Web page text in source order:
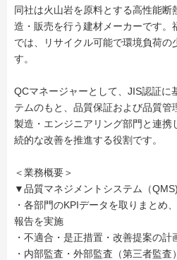
同社は火山岩を原料とする高性能断
造・販売を行う建材メーカーです。
では、リサイクル可能で環境負荷の
す。
QCマネージャーとして、JIS認証に
テムのもと、品質保証および品質管
製造・エンジニアリング部門と連携
続的な改善を推進する役割です。
＜業務概要＞
▼品質マネジメントシステム（QMS)
・各部門のKPIデータを取りまとめ
報告を実施
・不適合・是正措置・改善提案の
・内部監査・外部監査（第三者監